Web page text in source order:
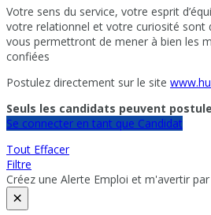
Votre sens du service, votre esprit
votre relationnel et votre curiosité sont
vous permettront de mener à bien les
confiées
Postulez directement sur le site
Seuls les candidats peuvent
Se connecter en tant que Candidat
Tout Effacer
Filtre
Créez une Alerte Emploi et m'avertir
×